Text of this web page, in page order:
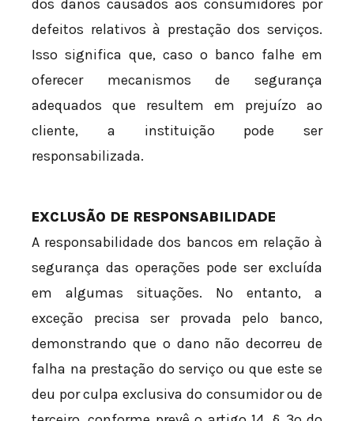
dos danos causados aos consumidores por
defeitos relativos à prestação dos serviços.
Isso significa que, caso o banco falhe em
oferecer mecanismos de segurança
adequados que resultem em prejuízo ao
cliente, a instituição pode ser
responsabilizada.
EXCLUSÃO DE RESPONSABILIDADE
A responsabilidade dos bancos em relação à
segurança das operações pode ser excluída
em algumas situações. No entanto, a
exceção precisa ser provada pelo banco,
demonstrando que o dano não decorreu de
falha na prestação do serviço ou que este se
deu por culpa exclusiva do consumidor ou de